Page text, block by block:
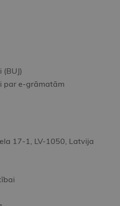
par e-grāmatām
17-1, LV-1050, Latvija